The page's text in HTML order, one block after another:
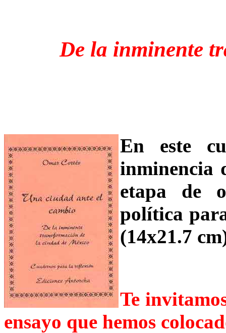
De la inminente
En este
inminencia
etapa de
política
(14x21.7
Te
ensayo que hemos